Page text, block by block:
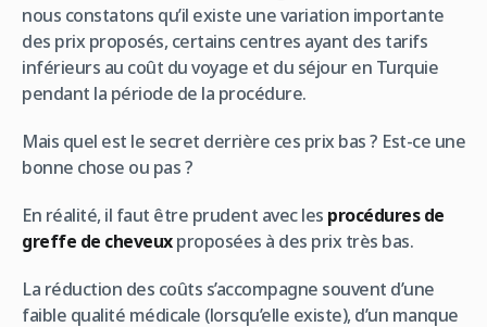
nous constatons qu’il existe une variation importante
des prix proposés, certains centres ayant des tarifs
inférieurs au coût du voyage et du séjour en Turquie
pendant la période de la procédure.
Mais quel est le secret derrière ces prix bas ? Est-ce une
bonne chose ou pas ?
En réalité, il faut être prudent avec les procédures de
greffe de cheveuxproposées à des prix très bas.
La réduction des coûts s’accompagne souvent d’une
faible qualité médicale (lorsqu’elle existe), d’un manque